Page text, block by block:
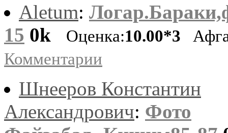
Aletum:
15 0k Оценка:10.00*3
Комментарии
Шнееров Константин
Александрович: Фото